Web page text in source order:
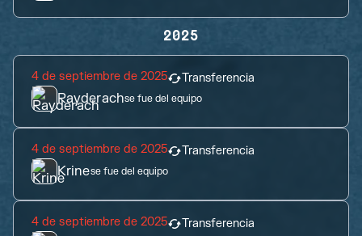
2025
4 de septiembre de 2025 Transferencia
Rayderachse fue del equipo
4 de septiembre de 2025 Transferencia
Krinese fue del equipo
4 de septiembre de 2025 Transferencia